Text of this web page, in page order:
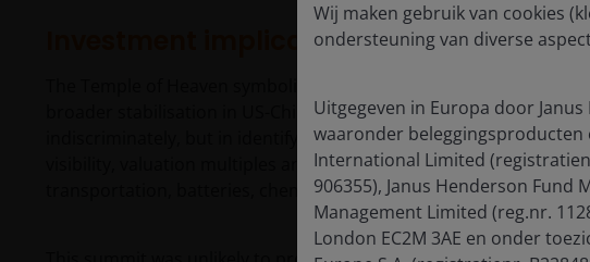
Investment implications for Chinese
broader stabilisation in US-China relations would mean the
indiscriminately, but in identifying the sectors where lower
visibility, valuation multiples and capital flows. Semiconductors,
transportation, batteries, chemicals and selected industrial
Wij maken gebruik van cookies
ondersteuning van diverse
Uitgegeven in Europa door
waaronder beleggingsproducten
International Limited
906355), Janus Henderson
Management Limited (reg.nr.
London EC2M 3AE en onder